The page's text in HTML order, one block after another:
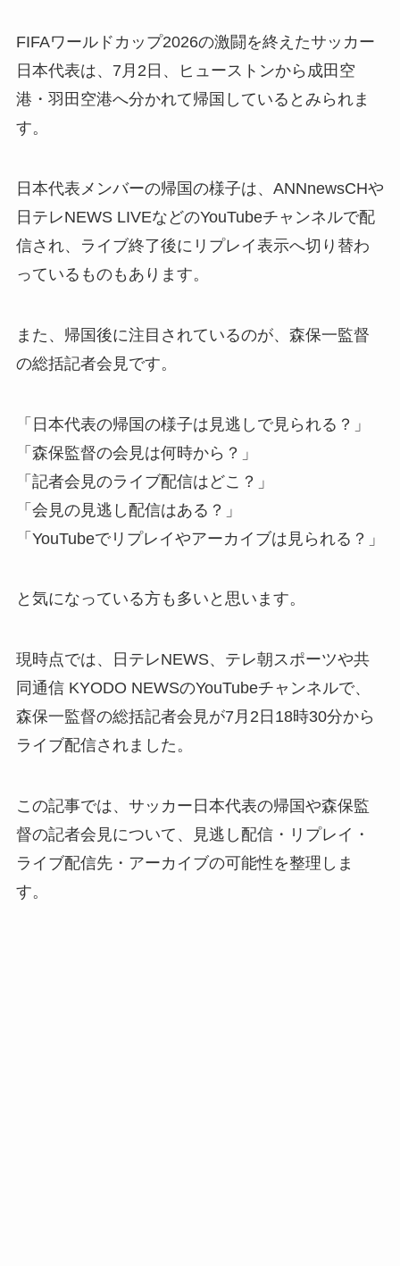
FIFAワールドカップ2026の激闘を終えたサッカー
日本代表は、7月2日、ヒューストンから成田空
港・羽田空港へ分かれて帰国しているとみられま
す。
日本代表メンバーの帰国の様子は、ANNnewsCHや
日テレNEWS LIVEなどのYouTubeチャンネルで配
信され、ライブ終了後にリプレイ表示へ切り替わ
っているものもあります。
また、帰国後に注目されているのが、森保一監督
の総括記者会見です。
「日本代表の帰国の様子は見逃しで見られる？」
「森保監督の会見は何時から？」
「記者会見のライブ配信はどこ？」
「会見の見逃し配信はある？」
「YouTubeでリプレイやアーカイブは見られる？」
と気になっている方も多いと思います。
現時点では、日テレNEWS、テレ朝スポーツや共
同通信 KYODO NEWSのYouTubeチャンネルで、
森保一監督の総括記者会見が7月2日18時30分から
ライブ配信されました。
この記事では、サッカー日本代表の帰国や森保監
督の記者会見について、見逃し配信・リプレイ・
ライブ配信先・アーカイブの可能性を整理しま
す。